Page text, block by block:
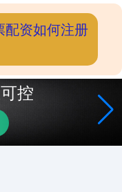
控
配资如何注册